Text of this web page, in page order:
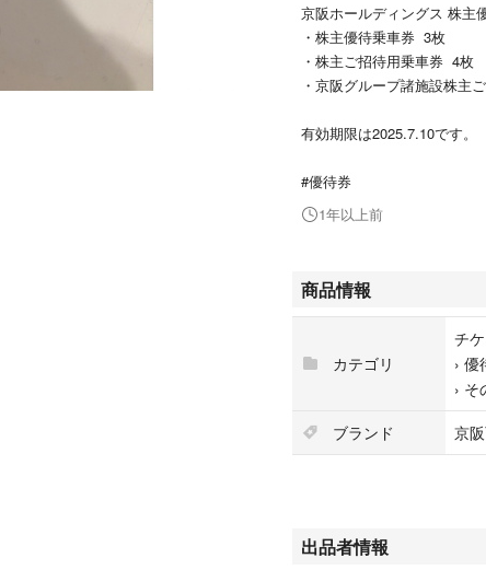
京阪ホールディングス 株主
・株主優待乗車券 3枚
・株主ご招待用乗車券 4枚
・京阪グループ諸施設株主
有効期限は2025.7.10です。
#優待券
1年以上前
商品情報
カテゴリ
チ
› 優
› そ
ブランド
京
出品者情報